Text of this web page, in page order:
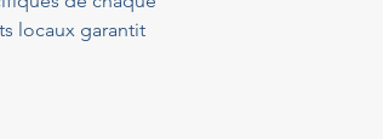
locaux garantit